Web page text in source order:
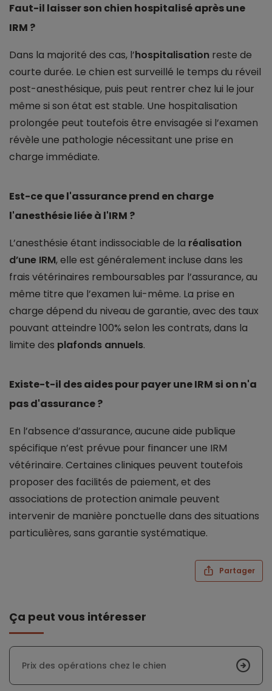
Faut-il laisser son chien hospitalisé après une
IRM ?
Dans la majorité des cas, l’hospitalisation reste de
courte durée. Le chien est surveillé le temps du réveil
post-anesthésique, puis peut rentrer chez lui le jour
même si son état est stable. Une hospitalisation
prolongée peut toutefois être envisagée si l’examen
révèle une pathologie nécessitant une prise en
charge immédiate.
Est-ce que l'assurance prend en charge
l'anesthésie liée à l'IRM ?
L’anesthésie étant indissociable de la réalisation
d’une IRM, elle est généralement incluse dans les
frais vétérinaires remboursables par l’assurance, au
même titre que l’examen lui-même. La prise en
charge dépend du niveau de garantie, avec des taux
pouvant atteindre 100% selon les contrats, dans la
limite des plafonds annuels.
Existe-t-il des aides pour payer une IRM si on n'a
pas d'assurance ?
En l’absence d’assurance, aucune aide publique
spécifique n’est prévue pour financer une IRM
vétérinaire. Certaines cliniques peuvent toutefois
proposer des facilités de paiement, et des
associations de protection animale peuvent
intervenir de manière ponctuelle dans des situations
particulières, sans garantie systématique.
Partager
Ça peut vous intéresser
Prix des opérations chez le chien